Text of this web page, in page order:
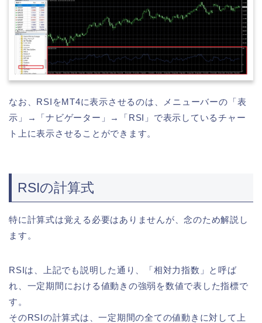
なお、RSIをMT4に表示させるのは、メニューバーの「表
示」→「ナビゲーター」→「RSI」で表示しているチャー
ト上に表示させることができます。
RSIの計算式
特に計算式は覚える必要はありませんが、念のため解説し
ます。
RSIは、上記でも説明した通り、「相対力指数」と呼ば
れ、一定期間における値動きの強弱を数値で表した指標で
す。
そのRSIの計算式は、一定期間の全ての値動きに対して上